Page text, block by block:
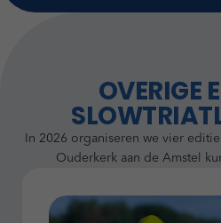
OVERIGE
In 2026 organiseren we vier
Ouderkerk aan de Amstel